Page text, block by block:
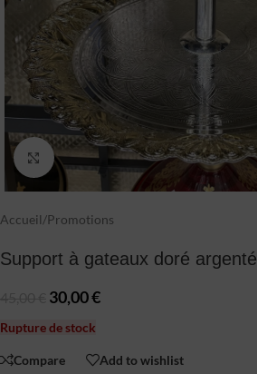
Click to enlarge
Accueil/Promotions
Support à gateaux doré argenté
30,00€
Rupture de stock
Compare Add to wishlist